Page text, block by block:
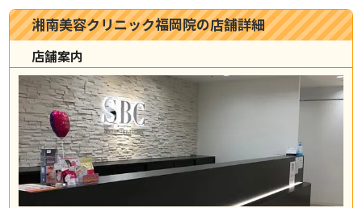
湘南美容クリニック福岡院の店舗詳細
店舗案内